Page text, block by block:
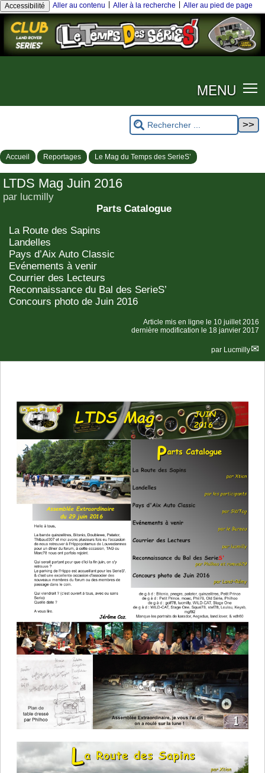
Accessibilité Aller au contenu Aller à la recherche Aller au pied de page
MENU
Accueil Reportages Le Mag du Temps des SerieS’
LTDS Mag Juin 2016
par lucmilly
Parts Catalogue
La Route des Sapins
Landelles
Pays d’Aix Auto Classic
Evénements à venir
Courrier des Lecteurs
Reconnaissance du Bal des SerieS’
Concours photo de Juin 2016
Article mis en ligne le 10 juillet 2016
dernière modification le 18 janvier 2017
par Lucmilly